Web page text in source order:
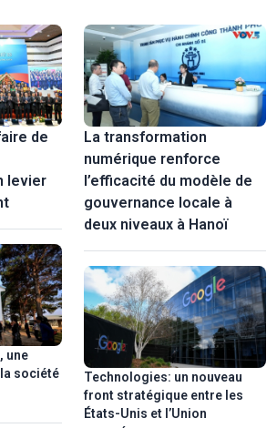
pays, l'être humain est considéré à la fois
moteur du développement.
de
levier
une
société
La transformation
numérique renforce
l’efficacité du modèle de
gouvernance locale à
deux niveaux à Hanoï
Technologies: un nouveau
front stratégique entre les
États-Unis et l’Union